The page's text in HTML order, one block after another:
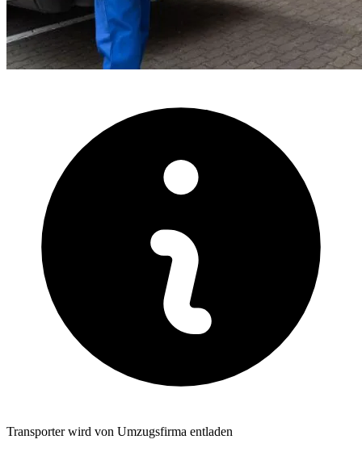
Transporter wird von Umzugsfirma entladen